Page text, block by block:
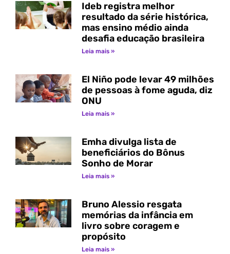
Ideb registra melhor
resultado da série histórica,
mas ensino médio ainda
desafia educação brasileira
Leia mais »
El Niño pode levar 49 milhões
de pessoas à fome aguda, diz
ONU
Leia mais »
Emha divulga lista de
beneficiários do Bônus
Sonho de Morar
Leia mais »
Bruno Alessio resgata
memórias da infância em
livro sobre coragem e
propósito
Leia mais »